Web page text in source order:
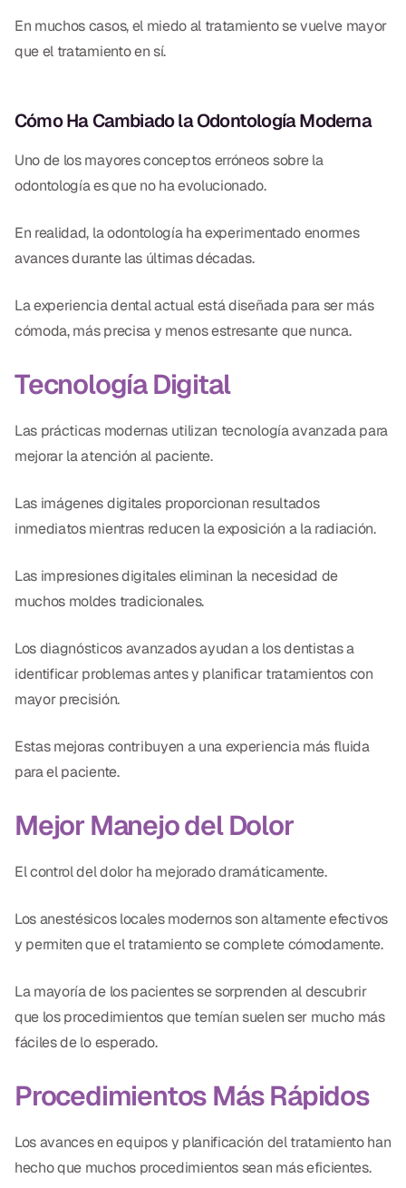
En muchos casos, el miedo al tratamiento se vuelve mayor
que el tratamiento en sí.
Cómo Ha Cambiado la Odontología Moderna
Uno de los mayores conceptos erróneos sobre la
odontología es que no ha evolucionado.
En realidad, la odontología ha experimentado enormes
avances durante las últimas décadas.
La experiencia dental actual está diseñada para ser más
cómoda, más precisa y menos estresante que nunca.
Tecnología Digital
Las prácticas modernas utilizan tecnología avanzada para
mejorar la atención al paciente.
Las imágenes digitales proporcionan resultados
inmediatos mientras reducen la exposición a la radiación.
Las impresiones digitales eliminan la necesidad de
muchos moldes tradicionales.
Los diagnósticos avanzados ayudan a los dentistas a
identificar problemas antes y planificar tratamientos con
mayor precisión.
Estas mejoras contribuyen a una experiencia más fluida
para el paciente.
Mejor Manejo del Dolor
El control del dolor ha mejorado dramáticamente.
Los anestésicos locales modernos son altamente efectivos
y permiten que el tratamiento se complete cómodamente.
La mayoría de los pacientes se sorprenden al descubrir
que los procedimientos que temían suelen ser mucho más
fáciles de lo esperado.
Procedimientos Más Rápidos
Los avances en equipos y planificación del tratamiento han
hecho que muchos procedimientos sean más eficientes.